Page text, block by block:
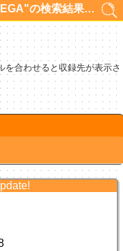
"LOVE+SHOCK / DISCO VEGA"の検索結果 1件
を合わせると収録先が表示さ